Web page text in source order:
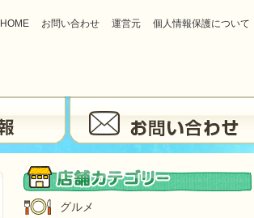
HOME お問い合わせ 運営元 個人情報保護について
グルメ